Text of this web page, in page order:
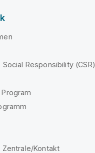
Responsibility (CSR)
Kontakt